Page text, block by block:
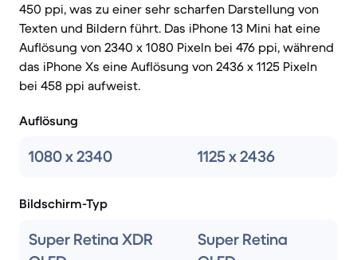
450 ppi, was zu einer sehr scharfen Darstellung von
Texten und Bildern führt. Das iPhone 13 Mini hat eine
Auflösung von 2340 x 1080 Pixeln bei 476 ppi, während
das iPhone Xs eine Auflösung von 2436 x 1125 Pixeln
bei 458 ppi aufweist.
Auflösung
1080 x 2340 1125 x 2436
Bildschirm-Typ
Super Retina XDR
Super Retina